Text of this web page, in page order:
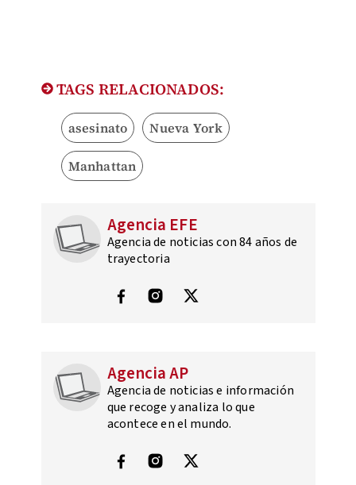
TAGS RELACIONADOS:
asesinato Nueva York
Manhattan
Agencia EFE
Agencia de noticias con 84 años de
trayectoria
Agencia AP
Agencia de noticias e información
que recoge y analiza lo que
acontece en el mundo.